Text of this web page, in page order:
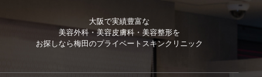
大阪で実績豊富な
美容外科・美容皮膚科・美容整形を
お探しなら梅田のプライベートスキンクリニック